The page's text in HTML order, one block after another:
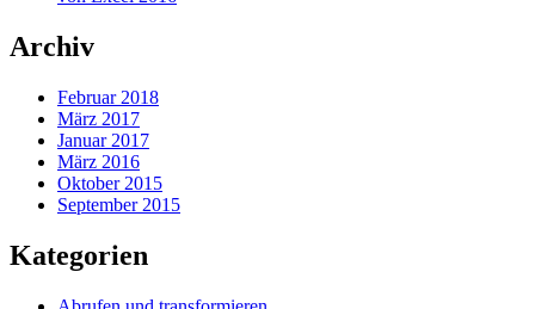
Archiv
Februar 2018
März 2017
Januar 2017
März 2016
Oktober 2015
September 2015
Kategorien